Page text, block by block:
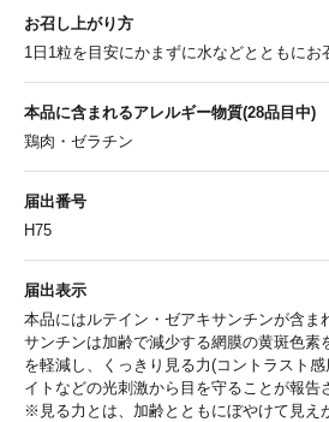
お召し上がり方
1日1粒を目安にかまずに水などとともにお
本品に含まれるアレルギー物質(28品目中)
鶏肉・ゼラチン
届出番号
H75
届出表示
本品にはルテイン・ゼアキサンチンが含ま
サンチンは加齢で減少する網膜の黄斑色素
を軽減し、くっきり見る力(コントラスト
イトなどの光刺激から目を守ることが報告
※見る力とは、加齢とともにぼやけて見え